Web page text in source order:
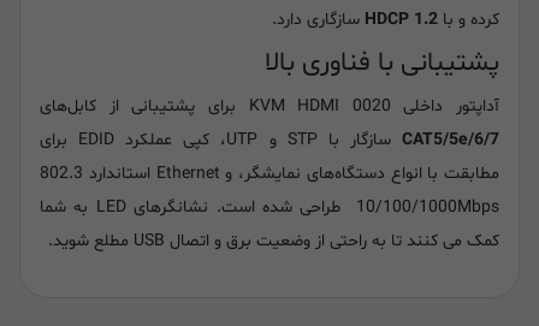
کرده و با HDCP 1.2 سازگاری دارد.
پشتیبانی با فناوری بالا
آداپتور داخلی KVM HDMI 0020 برای پشتیبانی از کابل‌های
CAT5/5e/6/7
سازگار با STP و UTP، کپی عملکرد EDID برای
مطابقت با انواع دستگاه‌های نمایشگر، و Ethernet استاندارد 802.3
10/100/1000Mbps طراحی شده است. نشانگرهای LED به شما
کمک می کنند تا به راحتی از وضعیت برق و اتصال USB مطلع شوید.